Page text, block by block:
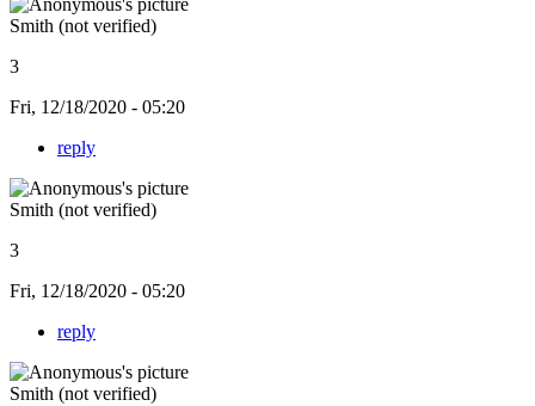
Smith (not verified)
3
Fri, 12/18/2020 - 05:20
reply
Smith (not verified)
3
Fri, 12/18/2020 - 05:20
reply
Smith (not verified)